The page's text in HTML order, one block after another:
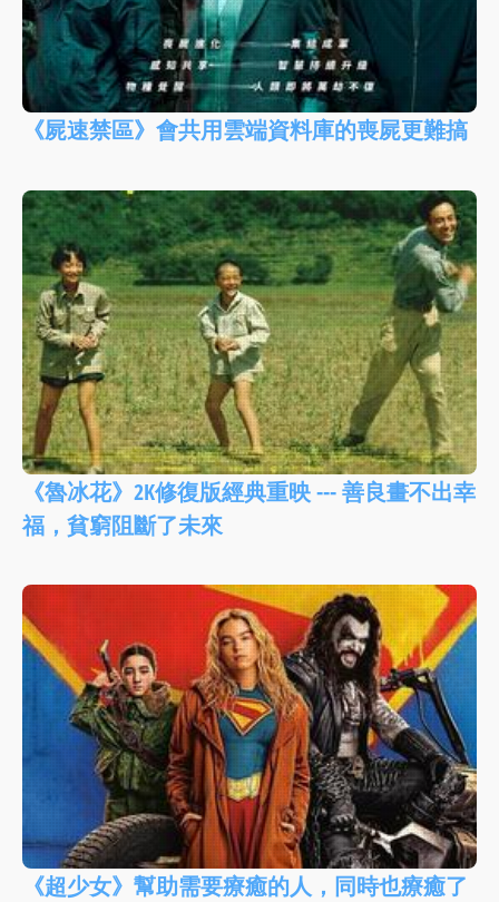
《屍速禁區》會共用雲端資料庫的喪屍更難搞
《魯冰花》2K修復版經典重映 --- 善良畫不出幸
福，貧窮阻斷了未來
《超少女》幫助需要療癒的人，同時也療癒了